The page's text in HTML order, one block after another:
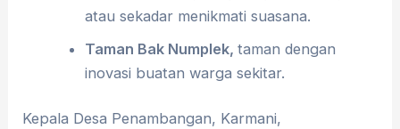
atau sekadar menikmati suasana.
Taman Bak Numplek, taman dengan
inovasi buatan warga sekitar.
Kepala Desa Penambangan, Karmani,